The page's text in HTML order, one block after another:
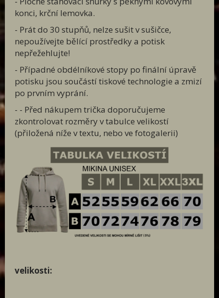
konci, krční lemovka.
- Prát do 30 stupňů, nelze sušit v sušičce,
nepoužívejte bělící prostředky a potisk
nepřežehlujte!
- Případné obdélníkové stopy po finální úpravě
potisku jsou součástí tiskové technologie a zmizí
po prvním vyprání.
- - Před nákupem trička doporučujeme
zkontrolovat rozměry v tabulce velikostí
(přiložená níže v textu, nebo ve fotogalerii)
velikosti: